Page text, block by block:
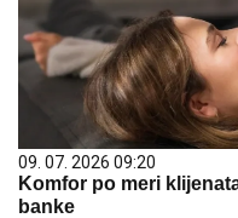
09. 07. 2026 09:20
Komfor po meri
banke